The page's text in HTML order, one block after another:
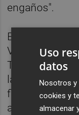
engaños".
Esta misma
Vivienda,
Territorio,
la ministra de
fijar una fecha
a Castellón
Uso
datos
Nosotros
cookies y
almacenar